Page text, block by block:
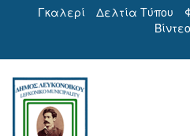
Γκαλερί Δελτία Τύπου
Βίντεο